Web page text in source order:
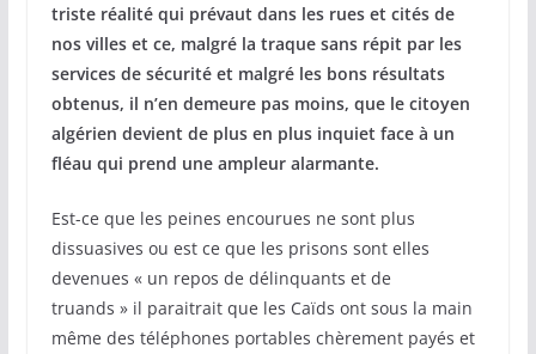
triste réalité qui prévaut dans les rues et cités de
nos villes et ce, malgré la traque sans répit par les
services de sécurité et malgré les bons résultats
obtenus, il n’en demeure pas moins, que le citoyen
algérien devient de plus en plus inquiet face à un
fléau qui prend une ampleur alarmante.
Est-ce que les peines encourues ne sont plus
dissuasives ou est ce que les prisons sont elles
devenues « un repos de délinquants et de
truands » il paraitrait que les Caïds ont sous la main
même des téléphones portables chèrement payés et